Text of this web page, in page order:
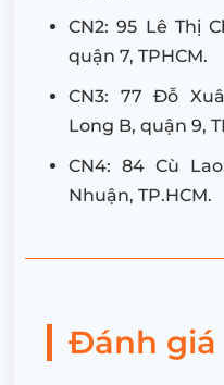
CN2: 95 Lê Thị
quận 7, TPHCM.
CN3: 77 Đỗ
Long B, quận 9,
CN4: 84 Cù
Nhuận, TP.HCM.
Đánh giá